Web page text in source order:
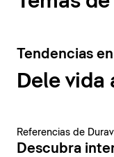
Tendencias
Dele vida
Referencias de
Descubra